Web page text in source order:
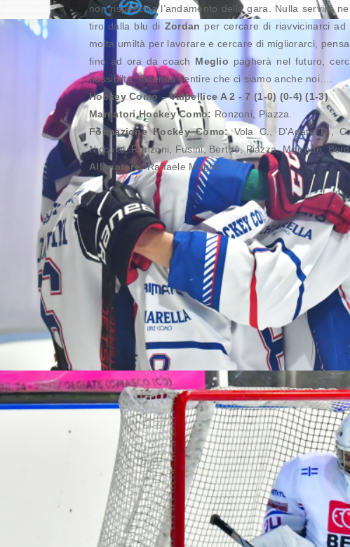
non rispecchia l’andamento della gara. Nulla servirà
tiro dalla blu di Zordan per cercare di riavvicinarci
molta umiltà per lavorare e cercare di migliorarci,
fino ad ora da coach Meglio pagherà nel futuro,
possibilta, facendo sentire che ci siamo anche noi….
Hockey Como – Valpellice A 2 - 7 (1-0) (0-4) (1-3)
Marcatori Hockey Como: Ronzoni, Piazza.
Formazione Hockey Como:Vola C., D'Agate D.,
Niccolai, Ronzoni, Fusini, Berthè, Piazza, Morrone,
Allenatore:Raffaele Meglio